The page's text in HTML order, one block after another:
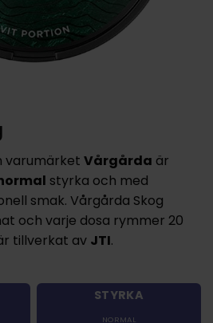
varumärket Vårgårda är
styrka och med
smak. Vårgårda Skog
och varje dosa rymmer 20
tillverkat av JTI.
STYRKA
NORMAL